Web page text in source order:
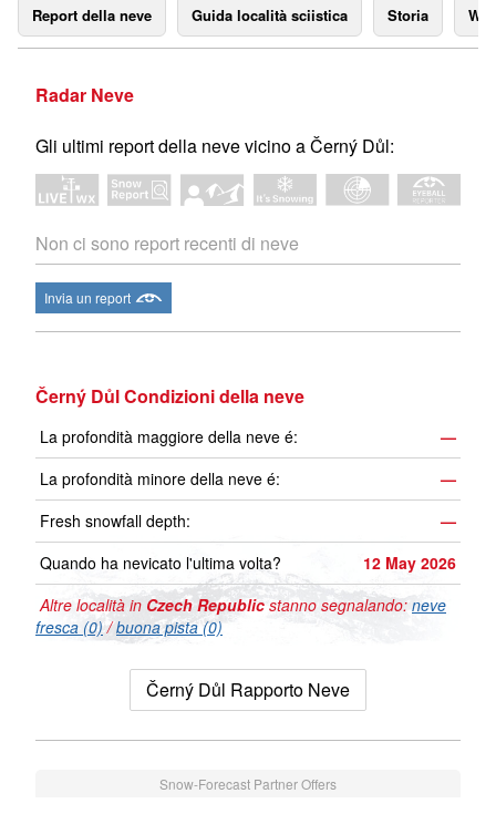
Report della neve Guida località sciistica Storia
Radar Neve
Gli ultimi report della neve vicino a Černý Důl:
Non ci sono report recenti di neve
Invia un report
Černý Důl Condizioni della neve
La profondità maggiore della neve é:
—
La profondità minore della neve é:
—
Fresh snowfall depth:
—
Quando ha nevicato l'ultima volta?
12 May 2026
Altre località in Czech Republic stanno segnalando: neve
fresca (0)/buona pista (0)
Černý Důl Rapporto Neve
Snow-Forecast Partner Offers